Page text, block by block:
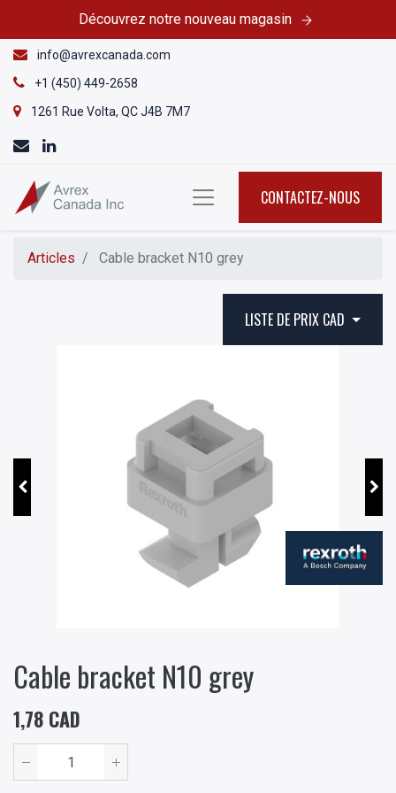
Découvrez notre nouveau magasin
info@avrexcanada.com
+1 (450) 449-2658
1261 Rue Volta, QC J4B 7M7
CONTACTEZ-NOUS
Articles Cable bracket N10 grey
LISTE DE PRIX CAD
Cable bracket N10 grey
1,78 CAD